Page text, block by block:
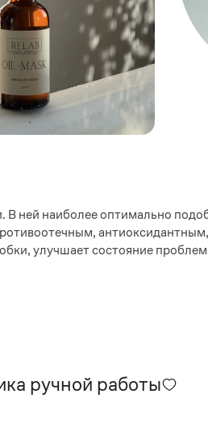
В ней наиболее оптимально
улучшает состояние
ручной работы